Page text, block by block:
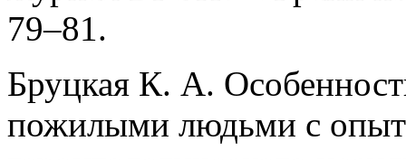
79–81.
Бруцкая К. А.
пожилыми людьми с